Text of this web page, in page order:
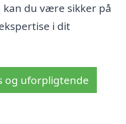
du være sikker på
i dit
og uforpligtende